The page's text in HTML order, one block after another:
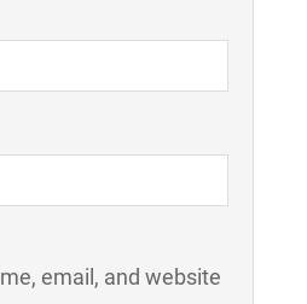
email, and website